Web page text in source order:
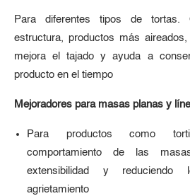
Para diferentes tipos de tortas.
estructura, productos más
mejora el tajado y ayuda a
producto en el tiempo
Mejoradores para masas planas y
Para productos como
comportamiento de las
extensibilidad y reduciendo
agrietamiento